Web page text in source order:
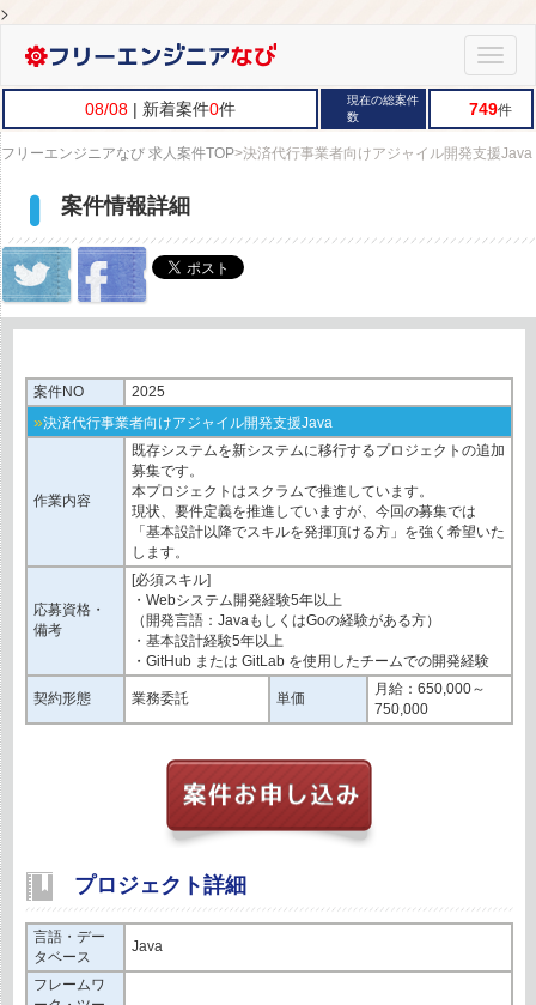
>
Toggle
08/08 | 新着案件0件
現在の総案件
数
749件
フリーエンジニアなび 求人案件TOP>決済代行事業者向けアジャイル開発支援Java
案件情報詳細
案件NO 2025
»決済代行事業者向けアジャイル開発支援Java
作業内容
既存システムを新システムに移行するプロジェクトの追加
募集です。
本プロジェクトはスクラムで推進しています。
現状、要件定義を推進していますが、今回の募集では
「基本設計以降でスキルを発揮頂ける方」を強く希望いた
します。
応募資格・
備考
[必須スキル]
・Webシステム開発経験5年以上
（開発言語：JavaもしくはGoの経験がある方）
・基本設計経験5年以上
・GitHub または GitLab を使用したチームでの開発経験
契約形態 業務委託 単価
月給：650,000～
750,000
プロジェクト詳細
言語・デー
タベース
Java
フレームワ